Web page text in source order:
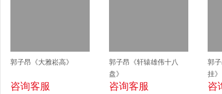
郭子昂《大雅崧高》
咨询客服
郭子昂《轩辕雄伟十八
盘》
咨询客服
郭
挂》
咨